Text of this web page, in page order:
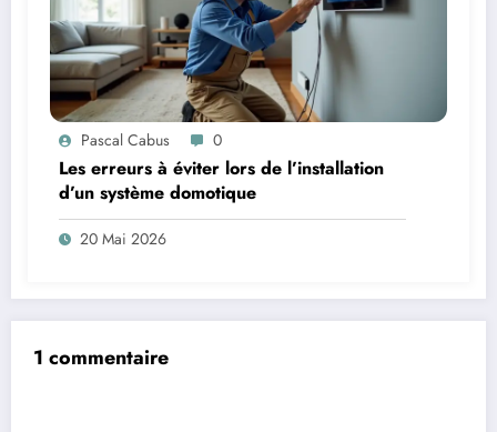
Pascal Cabus 0
Les erreurs à éviter lors de l’installation
d’un système domotique
20 Mai 2026
1 commentaire